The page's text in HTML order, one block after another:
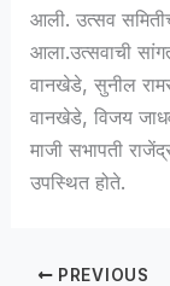
आली. उत्सव
आला.उत्सवाची
वानखेडे, सुनील
वानखेडे, विजय
माजी सभापती
उपस्थित होते.
PREVIOUS